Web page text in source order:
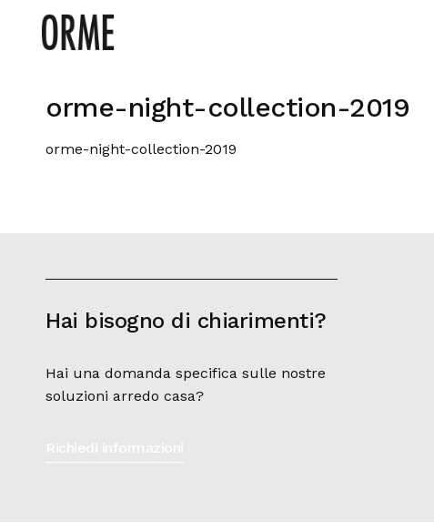
orme-night-collection-2019
orme-night-collection-2019
Hai bisogno di chiarimenti?
Hai una domanda specifica sulle nostre
soluzioni arredo casa?